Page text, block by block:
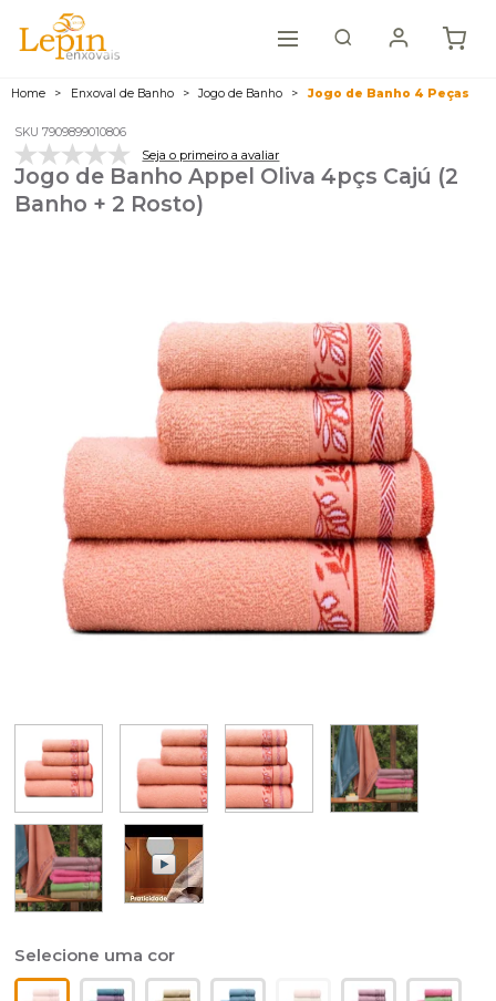
Home Enxoval de Banho Jogo de Banho Jogo de Banho 4 Peças
SKU 7909899010806
Seja o primeiro a avaliar
Jogo de Banho Appel Oliva 4pçs Cajú (2
Banho + 2 Rosto)